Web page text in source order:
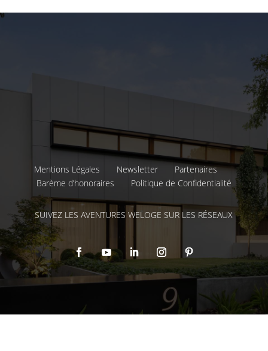
Mentions Légales Newsletter
Partenaires
Barème d’honoraires
Politique de Confidentialité
SUIVEZ LES AVENTURES WELOGE SUR LES RÉSEAUX